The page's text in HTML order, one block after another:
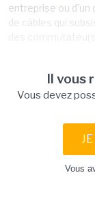
entreprise ou d'un
de câbles qui
des
Il vous
Vous devez
Vous